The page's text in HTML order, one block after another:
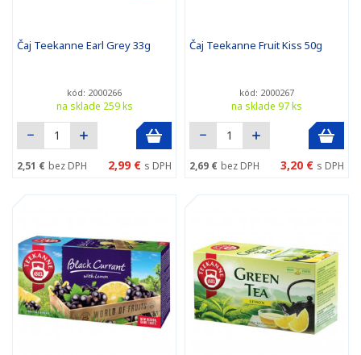
Čaj Teekanne Earl Grey 33g
kód: 2000266
na sklade 259 ks
2,51 € bez DPH 2,99 € s DPH
Čaj Teekanne Fruit Kiss 50g
kód: 2000267
na sklade 97 ks
2,69 € bez DPH 3,20 € s DPH